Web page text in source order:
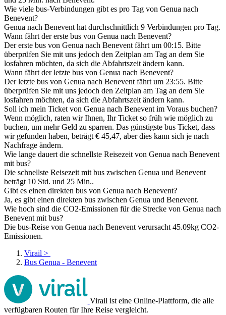
Wie viele bus-Verbindungen gibt es pro Tag von Genua nach
Benevent?
Genua nach Benevent hat durchschnittlich 9 Verbindungen pro Tag.
Wann fährt der erste bus von Genua nach Benevent?
Der erste bus von Genua nach Benevent fährt um 00:15. Bitte
überprüfen Sie mit uns jedoch den Zeitplan am Tag an dem Sie
losfahren möchten, da sich die Abfahrtszeit ändern kann.
Wann fährt der letzte bus von Genua nach Benevent?
Der letzte bus von Genua nach Benevent fährt um 23:55. Bitte
überprüfen Sie mit uns jedoch den Zeitplan am Tag an dem Sie
losfahren möchten, da sich die Abfahrtszeit ändern kann.
Soll ich mein Ticket von Genua nach Benevent im Voraus buchen?
Wenn möglich, raten wir Ihnen, Ihr Ticket so früh wie möglich zu
buchen, um mehr Geld zu sparren. Das günstigste bus Ticket, dass
wir gefunden haben, beträgt € 45,47, aber dies kann sich je nach
Nachfrage ändern.
Wie lange dauert die schnellste Reisezeit von Genua nach Benevent
mit bus?
Die schnellste Reisezeit mit bus zwischen Genua und Benevent
beträgt 10 Std. und 25 Min..
Gibt es einen direkten bus von Genua nach Benevent?
Ja, es gibt einen direkten bus zwischen Genua und Benevent.
Wie hoch sind die CO2-Emissionen für die Strecke von Genua nach
Benevent mit bus?
Die bus-Reise von Genua nach Benevent verursacht 45.09kg CO2-
Emissionen.
Virail >
Bus Genua - Benevent
Virail ist eine Online-Plattform, die alle
verfügbaren Routen für Ihre Reise vergleicht.